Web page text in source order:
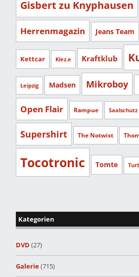
Gisbert zu Knyphausen
Herrenmagazin Jeans Team
Kettcar Klez.e Kraftklub
Leipzig Madsen Mikroboy
Open Flair Rampue Saalschutz
Supershirt The Notwist
Tocotronic Tomte
Kategorien
DVD (27)
Galerie(715)